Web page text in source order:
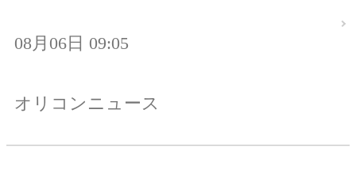
08月06日 09:05
オリコンニュース